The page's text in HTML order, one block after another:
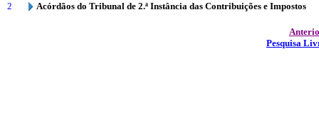
2
Acórdãos do Tribunal de 2.ª Instância das Contribuições e Impostos
Pesquisa